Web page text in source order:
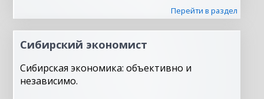
Перейти в раздел
Сибирский экономист
Сибирская экономика: объективно и
независимо.